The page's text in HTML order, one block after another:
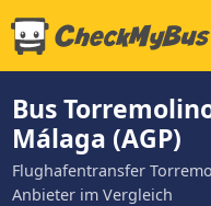
Bus
Málaga (AGP)
Flughafentransfer
Anbieter im Vergleich